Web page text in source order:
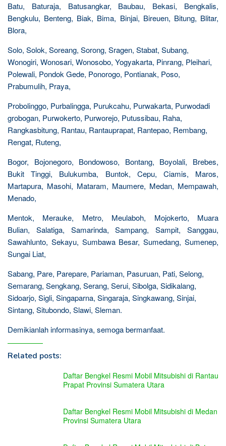
Batu, Baturaja, Batusangkar, Baubau, Bekasi, Bengkalis,
Bengkulu, Benteng, Biak, Bima, Binjai, Bireuen, Bitung, Blitar,
Blora,
Solo, Solok, Soreang, Sorong, Sragen, Stabat, Subang,
Wonogiri, Wonosari, Wonosobo, Yogyakarta, Pinrang, Pleihari,
Polewali, Pondok Gede, Ponorogo, Pontianak, Poso,
Prabumulih, Praya,
Probolinggo, Purbalingga, Purukcahu, Purwakarta, Purwodadi
grobogan, Purwokerto, Purworejo, Putussibau, Raha,
Rangkasbitung, Rantau, Rantauprapat, Rantepao, Rembang,
Rengat, Ruteng,
Bogor, Bojonegoro, Bondowoso, Bontang, Boyolali, Brebes,
Bukit Tinggi, Bulukumba, Buntok, Cepu, Ciamis, Maros,
Martapura, Masohi, Mataram, Maumere, Medan, Mempawah,
Menado,
Mentok, Merauke, Metro, Meulaboh, Mojokerto, Muara
Bulian, Salatiga, Samarinda, Sampang, Sampit, Sanggau,
Sawahlunto, Sekayu, Sumbawa Besar, Sumedang, Sumenep,
Sungai Liat,
Sabang, Pare, Parepare, Pariaman, Pasuruan, Pati, Selong,
Semarang, Sengkang, Serang, Serui, Sibolga, Sidikalang,
Sidoarjo, Sigli, Singaparna, Singaraja, Singkawang, Sinjai,
Sintang, Situbondo, Slawi, Sleman.
Demikianlah informasinya, semoga bermanfaat.
Related posts:
Daftar Bengkel Resmi Mobil Mitsubishi di Rantau
Prapat Provinsi Sumatera Utara
Daftar Bengkel Resmi Mobil Mitsubishi di Medan
Provinsi Sumatera Utara